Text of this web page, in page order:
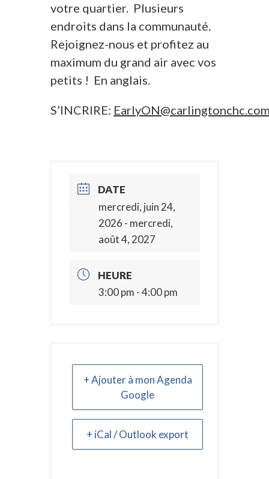
votre quartier. Plusieurs
endroits dans la communauté.
Rejoignez-nous et profitez au
maximum du grand air avec vos
petits ! En anglais.
S’INCRIRE:
DATE
mercredi, juin 24,
2026 - mercredi,
août 4, 2027
HEURE
3:00 pm - 4:00 pm
+ Ajouter à mon Agenda
Google
+ iCal / Outlook export